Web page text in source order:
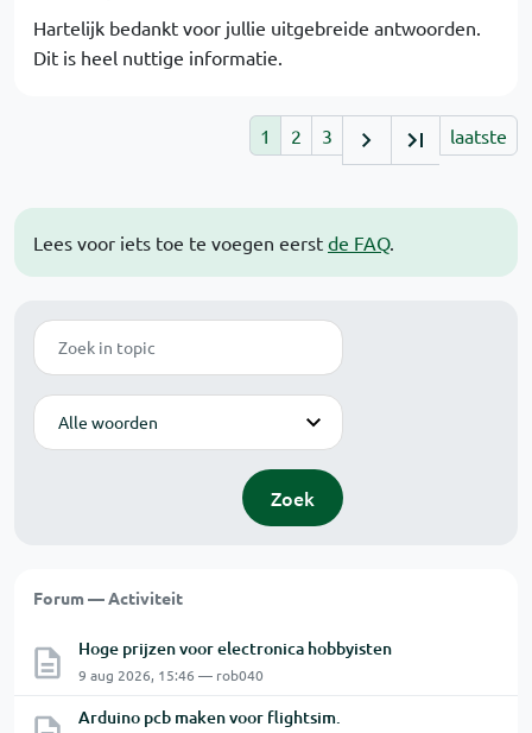
Lees voor iets toe te voegen eerst de FAQ.
Zoek
Modus
Zoek
Forum — Activiteit
Hoge prijzen voor electronica hobbyisten
9 aug 2026, 15:46 — rob040
Arduino pcb maken voor flightsim.
Hartelijk bedankt voor jullie uitgebreide antwoorden.
Dit is heel nuttige informatie.
1 2 3 laatste